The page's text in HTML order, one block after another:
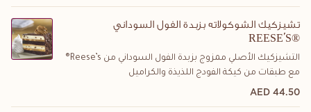
تشيزكيك الشوكولاته بزبدة الفول السوداني
REESE'S®
التشيزكيك الأصلي ممزوج بزبدة الفول السوداني من Reese’s®
مع طبقات من كيكة الفودج اللذيذة والكراميل
44.50 AED